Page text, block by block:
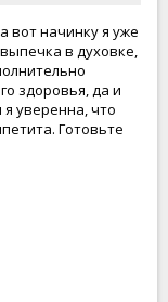
вот начинку я уже
в духовке,
здоровья, да и
уверенна, что
Готовьте